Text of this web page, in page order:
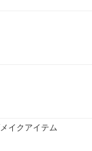
イクアイテム